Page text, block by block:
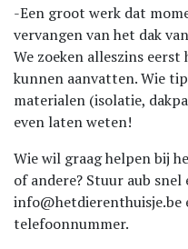
-Een groot werk dat
vervangen van het dak
We zoeken alleszins
kunnen aanvatten. Wie
materialen (isolatie,
even laten weten!
Wie wil graag helpen bij
of andere? Stuur aub snel
info@hetdierenthuisje.be
telefoonnummer.